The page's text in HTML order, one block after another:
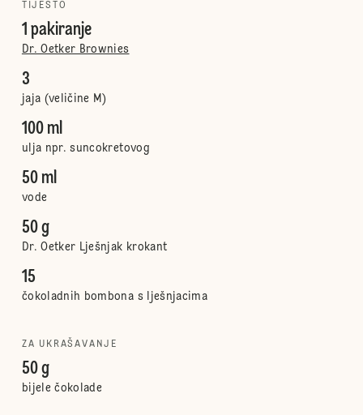
TIJESTO
1 pakiranje
Dr. Oetker Brownies
3
jaja (veličine M)
100 ml
ulja npr. suncokretovog
50 ml
vode
50 g
Dr. Oetker Lješnjak krokant
15
čokoladnih bombona s lješnjacima
ZA UKRAŠAVANJE
50 g
bijele čokolade